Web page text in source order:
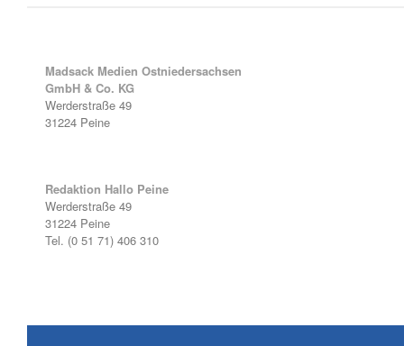
Madsack Medien Ostniedersachsen
GmbH & Co. KG
Werderstraße 49
31224 Peine
Redaktion Hallo Peine
Werderstraße 49
31224 Peine
Tel. (0 51 71) 406 310